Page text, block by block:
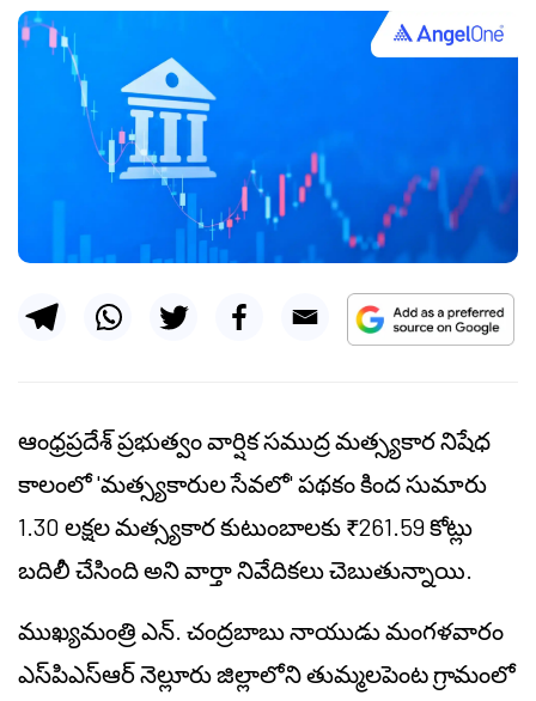
ఆంధ్రప్రదేశ్ ప్రభుత్వం వార్షిక సముద్ర మత్స్యకార నిషేధ
కాలంలో 'మత్స్యకారుల సేవలో' పథకం కింద సుమారు
1.30 లక్షల మత్స్యకార కుటుంబాలకు ₹261.59 కోట్లు
బదిలీ చేసింది అని వార్తా నివేదికలు చెబుతున్నాయి.
ముఖ్యమంత్రి ఎన్. చంద్రబాబు నాయుడు మంగళవారం
ఎస్‌పిఎస్‌ఆర్ నెల్లూరు జిల్లాలోని తుమ్మలపెంట గ్రామంలో